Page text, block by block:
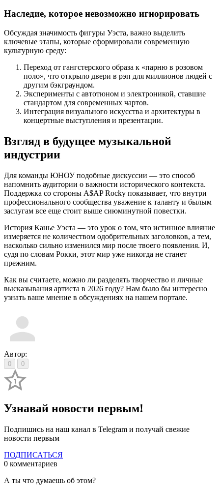
Наследие, которое невозможно игнорировать
Обсуждая значимость фигуры Уэста, важно выделить
ключевые этапы, которые сформировали современную
культурную среду:
Переход от гангстерского образа к «парню в розовом
поло», что открыло двери в рэп для миллионов людей с
другим бэкграундом.
Эксперименты с автотюном и электроникой, ставшие
стандартом для современных чартов.
Интеграция визуального искусства и архитектуры в
концертные выступления и презентации.
Взгляд в будущее музыкальной
индустрии
Для команды ЮНОУ подобные дискуссии — это способ
напомнить аудитории о важности исторического контекста.
Поддержка со стороны A$AP Rocky показывает, что внутри
профессионального сообщества уважение к таланту и былым
заслугам все еще стоит выше сиюминутной повестки.
История Канье Уэста — это урок о том, что истинное влияние
измеряется не количеством одобрительных заголовков, а тем,
насколько сильно изменился мир после твоего появления. И,
судя по словам Рокки, этот мир уже никогда не станет
прежним.
Как вы считаете, можно ли разделять творчество и личные
высказывания артиста в 2026 году? Нам было бы интересно
узнать ваше мнение в обсуждениях на нашем портале.
Автор:
0 0
Узнавай новости первым!
Подпишись на наш канал в Telegram и получай свежие
новости первым
ПОДПИСАТЬСЯ
0 комментариев
А ты что думаешь об этом?